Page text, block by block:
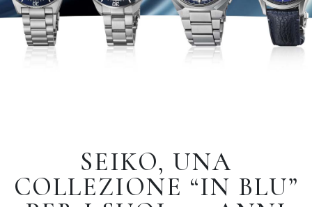
SEIKO, UNA
COLLEZIONE “IN BLU”